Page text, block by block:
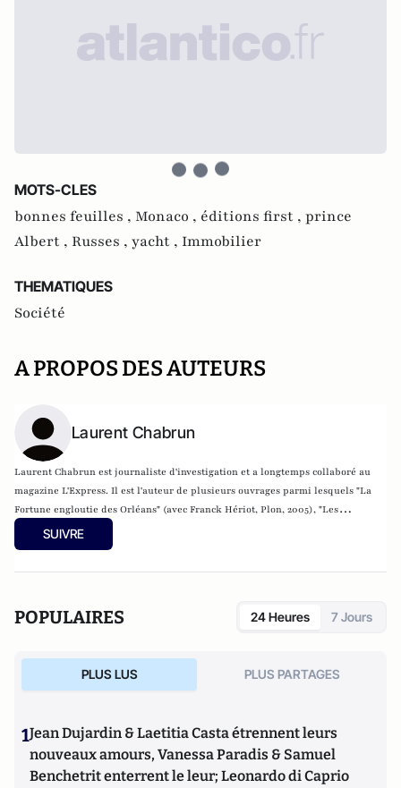
MOTS-CLES
bonnes feuilles , Monaco , éditions first , prince
Albert , Russes , yacht , Immobilier
THEMATIQUES
Société
A PROPOS DES AUTEURS
Laurent Chabrun
Laurent Chabrun est journaliste d'investigation et a longtemps collaboré au
magazine L'Express. Il est l'auteur de plusieurs ouvrages parmi lesquels "La
Fortune engloutie des Orléans" (avec Franck Hériot, Plon, 2005), "Les
Corrompus de Saddam Hussein" (avec Franck Hériot, Plon 2006) et "Affaires
marseillaises" (First, 2014). Il a également écrit "Monaco, plongée en eaux
SUIVRE
POPULAIRES 24 Heures 7 Jours
PLUS LUS PLUS PARTAGES
1Jean Dujardin & Laetitia Casta étrennent leurs
nouveaux amours, Vanessa Paradis & Samuel
Benchetrit enterrent le leur; Leonardo di Caprio